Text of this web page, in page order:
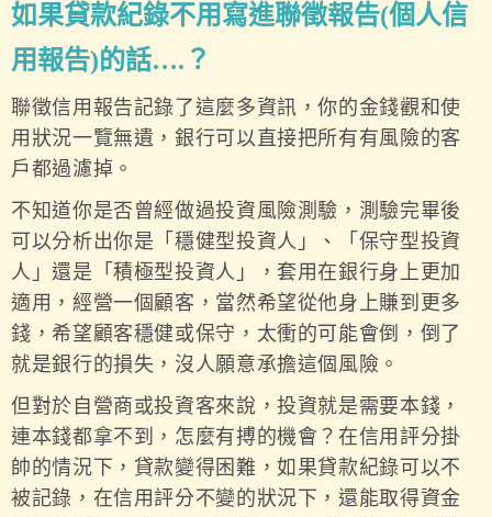
如果貸款紀錄不用寫進聯徵報告(個人信
用報告)的話….？
聯徵信用報告記錄了這麼多資訊，你的金錢觀和使
用狀況一覽無遺，銀行可以直接把所有有風險的客
戶都過濾掉。
不知道你是否曾經做過投資風險測驗，測驗完畢後
可以分析出你是「穩健型投資人」、「保守型投資
人」還是「積極型投資人」，套用在銀行身上更加
適用，經營一個顧客，當然希望從他身上賺到更多
錢，希望顧客穩健或保守，太衝的可能會倒，倒了
就是銀行的損失，沒人願意承擔這個風險。
但對於自營商或投資客來說，投資就是需要本錢，
連本錢都拿不到，怎麼有搏的機會？在信用評分掛
帥的情況下，貸款變得困難，如果貸款紀錄可以不
被記錄，在信用評分不變的狀況下，還能取得資金